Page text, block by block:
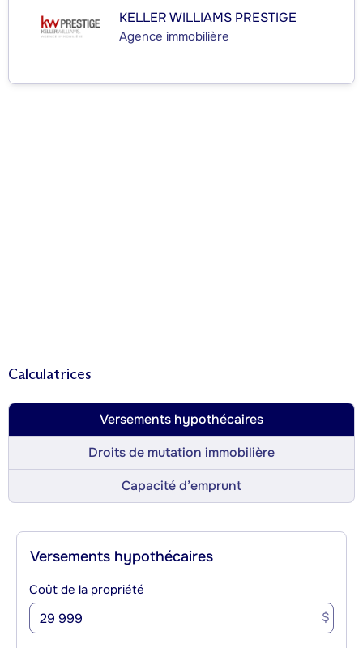
KELLER WILLIAMS PRESTIGE
Agence immobilière
Calculatrices
Versements hypothécaires
Droits de mutation immobilière
Capacité d’emprunt
Versements hypothécaires
Coût de la propriété
$